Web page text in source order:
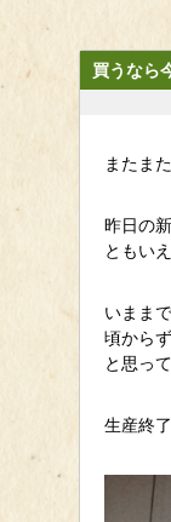
買うなら
またま
昨日の
ともい
いまま
頃から
と思っ
生産終